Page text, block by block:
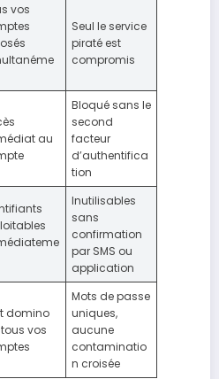
vos
Seul le service
piraté est
compromis
au
Bloqué sans le
second
facteur
d’authentifica
tion
Inutilisables
sans
confirmation
par SMS ou
application
domino
vos
Mots de passe
uniques,
aucune
contaminatio
n croisée